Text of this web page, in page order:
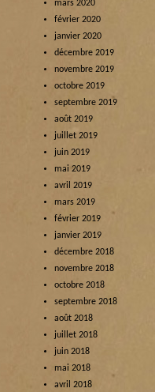
mars 2020
février 2020
janvier 2020
décembre 2019
novembre 2019
octobre 2019
septembre 2019
août 2019
juillet 2019
juin 2019
mai 2019
avril 2019
mars 2019
février 2019
janvier 2019
décembre 2018
novembre 2018
octobre 2018
septembre 2018
août 2018
juillet 2018
juin 2018
mai 2018
avril 2018